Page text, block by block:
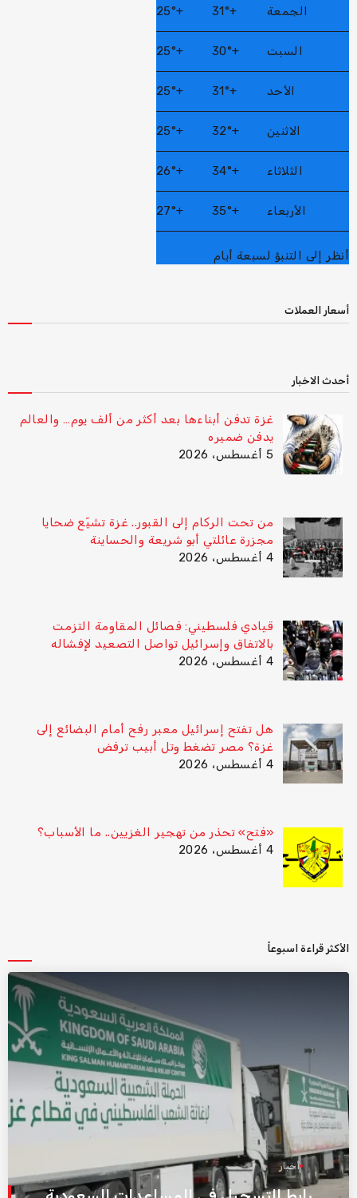
الجمعة +
31°
+
25°
السبت +
30°
+
25°
الأحد +
31°
+
25°
الاثنين +
32°
+
25°
الثلاثاء +
34°
+
26°
الأربعاء +
35°
+
27°
أنظر إلى التنبؤ لسبعة أيام
أسعار العملات
أحدث الاخبار
غزة تدفن أبناءها بعد أكثر من ألف يوم… والعالم
يدفن ضميره
5 أغسطس، 2026
من تحت الركام إلى القبور.. غزة تشيّع ضحايا
مجزرة عائلتي أبو شريعة والحساينة
4 أغسطس، 2026
قيادي فلسطيني: فصائل المقاومة التزمت
بالاتفاق وإسرائيل تواصل التصعيد لإفشاله
4 أغسطس، 2026
هل تفتح إسرائيل معبر رفح أمام البضائع إلى
غزة؟ مصر تضغط وتل أبيب ترفض
4 أغسطس، 2026
«فتح» تحذر من تهجير الغزيين.. ما الأسباب؟
4 أغسطس، 2026
الأكثر قراءة اسبوعاً
أخبار